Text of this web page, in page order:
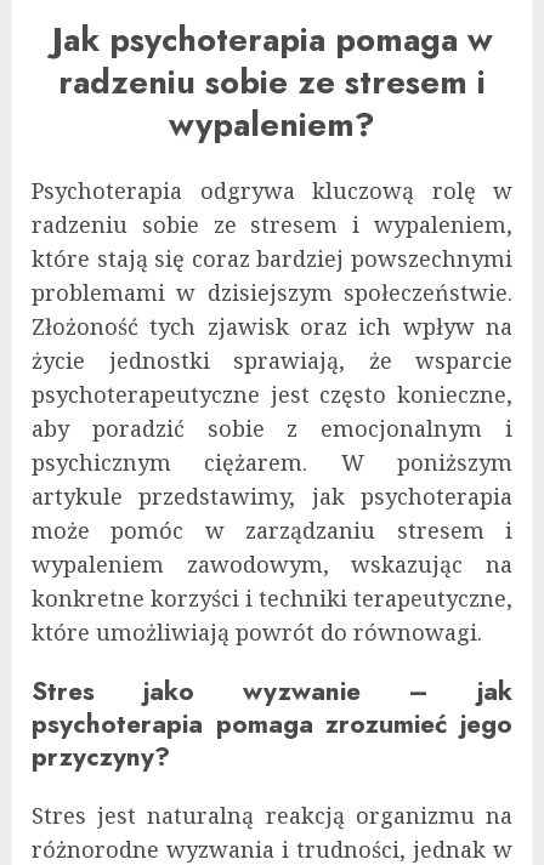
Jak psychoterapia pomaga w
radzeniu sobie ze stresem i
wypaleniem?
Psychoterapia odgrywa kluczową rolę w
radzeniu sobie ze stresem i wypaleniem,
które stają się coraz bardziej powszechnymi
problemami w dzisiejszym społeczeństwie.
Złożoność tych zjawisk oraz ich wpływ na
życie jednostki sprawiają, że wsparcie
psychoterapeutyczne jest często konieczne,
aby poradzić sobie z emocjonalnym i
psychicznym ciężarem. W poniższym
artykule przedstawimy, jak psychoterapia
może pomóc w zarządzaniu stresem i
wypaleniem zawodowym, wskazując na
konkretne korzyści i techniki terapeutyczne,
które umożliwiają powrót do równowagi.
Stres jako wyzwanie – jak
psychoterapia pomaga zrozumieć jego
przyczyny?
Stres jest naturalną reakcją organizmu na
różnorodne wyzwania i trudności, jednak w